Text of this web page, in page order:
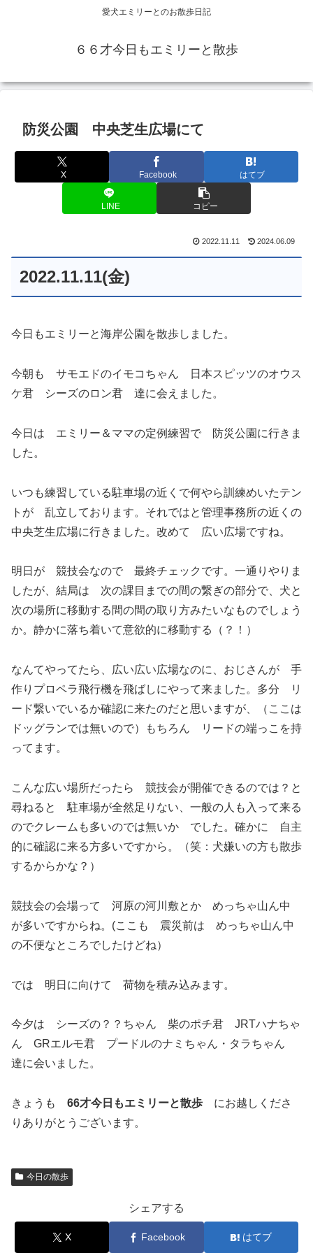
愛犬エミリーとのお散歩日記
６６才今日もエミリーと散歩
防災公園 中央芝生広場にて
X Facebook はてブ
LINE コピー
2022.11.11 2024.06.09
2022.11.11(金)
今日もエミリーと海岸公園を散歩しました。
今朝も サモエドのイモコちゃん 日本スピッツのオウス
ケ君 シーズのロン君 達に会えました。
今日は エミリー＆ママの定例練習で 防災公園に行きま
した。
いつも練習している駐車場の近くで何やら訓練めいたテン
トが 乱立しております。それではと管理事務所の近くの
中央芝生広場に行きました。改めて 広い広場ですね。
明日が 競技会なので 最終チェックです。一通りやりま
したが、結局は 次の課目までの間の繋ぎの部分で、犬と
次の場所に移動する間の間の取り方みたいなものでしょう
か。静かに落ち着いて意欲的に移動する（？！）
なんてやってたら、広い広い広場なのに、おじさんが 手
作りプロペラ飛行機を飛ばしにやって来ました。多分 リ
ード繋いでいるか確認に来たのだと思いますが、（ここは
ドッグランでは無いので）もちろん リードの端っこを持
ってます。
こんな広い場所だったら 競技会が開催できるのでは？と
尋ねると 駐車場が全然足りない、一般の人も入って来る
のでクレームも多いのでは無いか でした。確かに 自主
的に確認に来る方多いですから。（笑：犬嫌いの方も散歩
するからかな？）
競技会の会場って 河原の河川敷とか めっちゃ山ん中
が多いですからね。(ここも 震災前は めっちゃ山ん中
の不便なところでしたけどね）
では 明日に向けて 荷物を積み込みます。
今夕は シーズの？？ちゃん 柴のポチ君 JRTハナちゃ
ん GRエルモ君 プードルのナミちゃん・タラちゃん
達に会いました。
きょうも 66才今日もエミリーと散歩 にお越しくださ
りありがとうございます。
今日の散歩
シェアする
X Facebook はてブ